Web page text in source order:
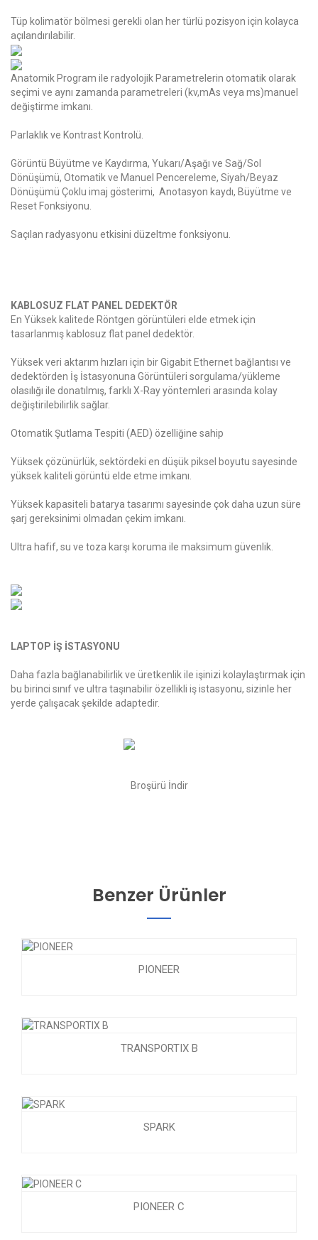
Tüp kolimatör bölmesi gerekli olan her türlü pozisyon için kolayca
açılandırılabilir.
Anatomik Program ile radyolojik Parametrelerin otomatik olarak
seçimi ve aynı zamanda parametreleri (kv,mAs veya ms)manuel
değiştirme imkanı.
Parlaklık ve Kontrast Kontrolü.
Görüntü Büyütme ve Kaydırma, Yukarı/Aşağı ve Sağ/Sol
Dönüşümü, Otomatik ve Manuel Pencereleme, Siyah/Beyaz
Dönüşümü Çoklu imaj gösterimi, Anotasyon kaydı, Büyütme ve
Reset Fonksiyonu.
Saçılan radyasyonu etkisini düzeltme fonksiyonu.
KABLOSUZ FLAT PANEL DEDEKTÖR
En Yüksek kalitede Röntgen görüntüleri elde etmek için
tasarlanmış kablosuz flat panel dedektör.
Yüksek veri aktarım hızları için bir Gigabit Ethernet bağlantısı ve
dedektörden İş İstasyonuna Görüntüleri sorgulama/yükleme
olasılığı ile donatılmış, farklı X-Ray yöntemleri arasında kolay
değiştirilebilirlik sağlar.
Otomatik Şutlama Tespiti (AED) özelliğine sahip
Yüksek çözünürlük, sektördeki en düşük piksel boyutu sayesinde
yüksek kaliteli görüntü elde etme imkanı.
Yüksek kapasiteli batarya tasarımı sayesinde çok daha uzun süre
şarj gereksinimi olmadan çekim imkanı.
Ultra hafif, su ve toza karşı koruma ile maksimum güvenlik.
LAPTOP İŞ İSTASYONU
Daha fazla bağlanabilirlik ve üretkenlik ile işinizi kolaylaştırmak için
bu birinci sınıf ve ultra taşınabilir özellikli iş istasyonu, sizinle her
yerde çalışacak şekilde adaptedir.
Broşürü İndir
Benzer Ürünler
PIONEER
TRANSPORTIX B
SPARK
PIONEER C